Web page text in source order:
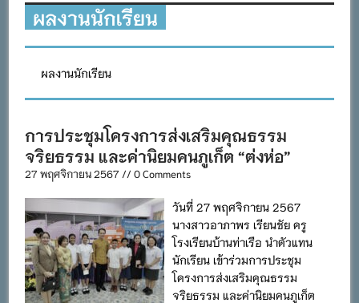
แผนปฏิบัติการประจำปีของโรงเรียนในสังกัด
สำนักงานเขตพื้นที่การศึกษาประถมศึกษาภูเก็ต
เทียนถวายพระพรชัยมงคล เนื่องในโอกาสวันเฉลิม
พระชนมพรรษา พระบาทสมเด็จพระเจ้าอยู่หัว ๒๘
กรกฎาคม ๒๕๖๙
กิจกรรมถวายเทียนพรรษา สืบสานพระพุทธศาสนา
เนื่องในวันอาสาฬหบูชาและวันเข้าพรรษา
ความปลอดภัยในการใช้รถใช้ถนน
ผลงานนักเรียน
ผลงานนักเรียน
การประชุมโครงการส่งเสริมคุณธรรม
จริยธรรม และค่านิยมคนภูเก็ต “ต่งห่อ”
27 พฤศจิกายน 2567 // 0 Comments
วันที่ 27 พฤศจิกายน 2567
นางสาวอาภาพร เรียนชัย ครู
โรงเรียนบ้านท่าเรือ นำตัวแทน
นักเรียน เข้าร่วมการประชุม
โครงการส่งเสริมคุณธรรม
จริยธรรม และค่านิยมคนภูเก็ต